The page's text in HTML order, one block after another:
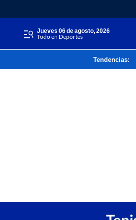
jueves 06 de agosto, 2026
Todo en Deportes
Tendencias: